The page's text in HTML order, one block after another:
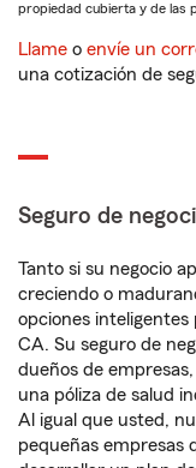
propiedad cubierta y de las
Llame o envíe un
una cotización de
Seguro de
Tanto si su negocio
creciendo o
opciones inteligentes
CA. Su seguro de
dueños de
una póliza de salud
Al igual que usted,
pequeñas empresas